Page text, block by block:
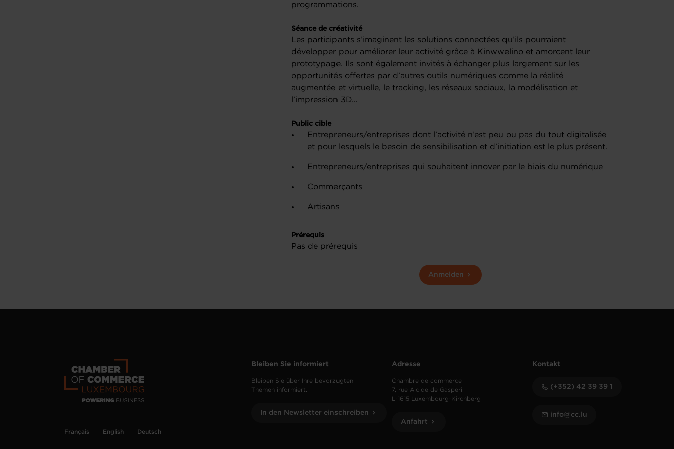
programmations.
Séance de créativité
Les participants s’imaginent les solutions connectées qu’ils pourraient
développer pour améliorer leur activité grâce à Kinwwelino et amorcent leur
prototypage. Ils sont également invités à échanger plus largement sur les
opportunités offertes par d’autres outils numériques comme la réalité
augmentée et virtuelle, le tracking, les réseaux sociaux, la modélisation et
l’impression 3D…
Public cible
Entrepreneurs/entreprises dont l’activité n’est peu ou pas du tout digitalisée
et pour lesquels le besoin de sensibilisation et d’initiation est le plus présent.
Entrepreneurs/entreprises qui souhaitent innover par le biais du numérique
Commerçants
Artisans
Prérequis
Pas de prérequis
Anmelden
Français English Deutsch
Bleiben Sie informiert
Bleiben Sie über Ihre bevorzugten
Themen informiert.
In den Newsletter einschreiben
Adresse
Chambre de commerce
7, rue Alcide de Gasperi
L-1615 Luxembourg-Kirchberg
Anfahrt
Kontakt
(+352) 42 39 39 1
info@cc.lu